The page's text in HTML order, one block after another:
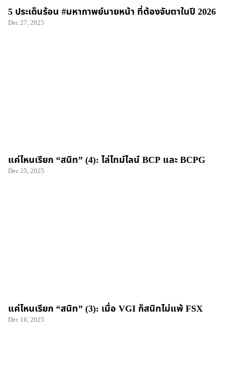
5 ประเด็นร้อน #มหากาพย์นายหน้า ที่ต้องจับตาในปี 2026
Dec 27, 2025
แค่ไหนเรียก “สนิท” (4): ไล่ไทม์ไลน์ BCP และ BCPG
Dec 25, 2025
แค่ไหนเรียก “สนิท” (3): เมื่อ VGI ก็สนิทไม่แพ้ FSX
Dec 16, 2025